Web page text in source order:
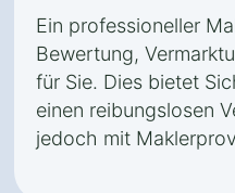
Ein professioneller
Bewertung,
für Sie. Dies bietet
einen reibungslosen
jedoch mit